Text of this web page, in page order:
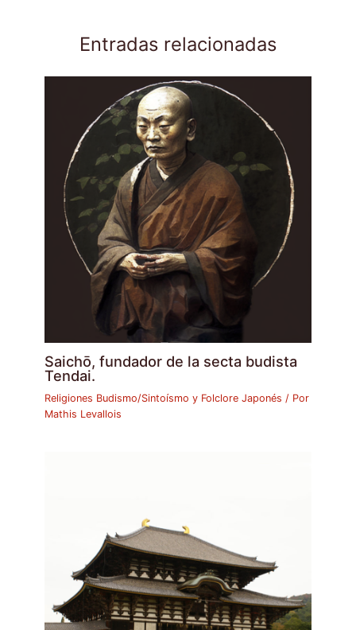
Entradas relacionadas
Saichō, fundador de la secta budista
Tendai.
Religiones Budismo/Sintoísmo y Folclore Japonés / Por
Mathis Levallois